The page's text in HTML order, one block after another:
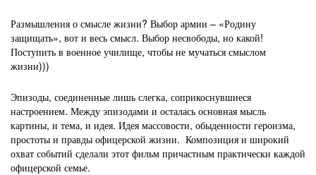
Размышления о смысле жизни? Выбор армии – «Родину
защищать», вот и весь смысл. Выбор несвободы, но какой!
Поступить в военное училище, чтобы не мучаться смыслом
жизни)))
Эпизоды, соединенные лишь слегка, соприкоснувшиеся
настроением. Между эпизодами и осталась основная мысль
картины, и тема, и идея. Идея массовости, обыденности героизма,
простоты и правды офицерской жизни. Композиция и широкий
охват событий сделали этот фильм причастным практически каждой
офицерской семье.